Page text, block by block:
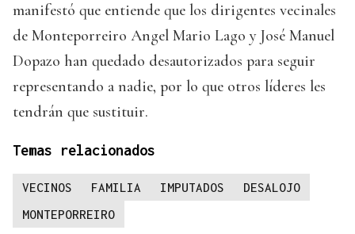
manifestó que entiende que los dirigentes vecinales
de Monteporreiro Angel Mario Lago y José Manuel
Dopazo han quedado desautorizados para seguir
representando a nadie, por lo que otros líderes les
tendrán que sustituir.
Temas relacionados
VECINOS FAMILIA IMPUTADOS
DESALOJO
MONTEPORREIRO